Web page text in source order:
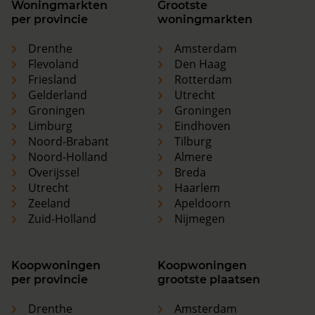
Woningmarkten
per provincie
Drenthe
Flevoland
Friesland
Gelderland
Groningen
Limburg
Noord-Brabant
Noord-Holland
Overijssel
Utrecht
Zeeland
Zuid-Holland
Grootste
woningmarkten
Amsterdam
Den Haag
Rotterdam
Utrecht
Groningen
Eindhoven
Tilburg
Almere
Breda
Haarlem
Apeldoorn
Nijmegen
Koopwoningen
per provincie
Drenthe
Koopwoningen
grootste plaatsen
Amsterdam